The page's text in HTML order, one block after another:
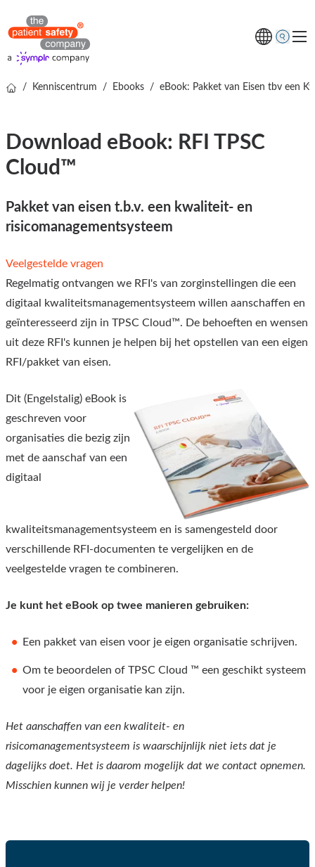
Kenniscentrum
Over ons
Gratis online demo
/ Kenniscentrum / Ebooks / eBook: Pakket van Eisen tbv een
Download eBook: RFI TPSC
Cloud™
Pakket van eisen t.b.v. een kwaliteit- en
risicomanagementsysteem
Veelgestelde vragen
Regelmatig ontvangen we RFI's van zorginstellingen die een
digitaal kwaliteitsmanagementsysteem willen aanschaffen en
geïnteresseerd zijn in TPSC Cloud™. De behoeften en wensen
uit deze RFI's kunnen je helpen bij het opstellen van een eigen
RFI/pakket van eisen.
Dit (Engelstalig) eBook is
geschreven voor
organisaties die bezig zijn
met de aanschaf van een
digitaal
kwaliteitsmanagementsysteem en is samengesteld door
verschillende RFI-documenten te vergelijken en de
veelgestelde vragen te combineren.
Je kunt het eBook op twee manieren gebruiken:
Een pakket van eisen voor je eigen organisatie schrijven.
Om te beoordelen of TPSC Cloud ™ een geschikt systeem
voor je eigen organisatie kan zijn.
Het aanschaffen van een kwaliteit- en
risicomanagementsysteem is waarschijnlijk niet iets dat je
dagelijks doet. Het is daarom mogelijk dat we contact opnemen.
Misschien kunnen wij je verder helpen!